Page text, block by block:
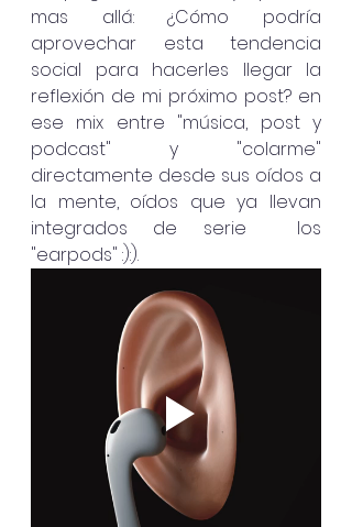
mas allá: ¿Cómo podría
aprovechar esta tendencia
social para hacerles llegar la
reflexión de mi próximo post? en
ese mix entre "música, post y
podcast" y "colarme"
directamente desde sus oídos a
la mente, oídos que ya llevan
integrados de serie  los
"earpods" :):).